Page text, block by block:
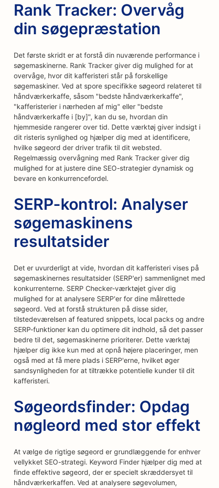
Rank Tracker: Overvåg
din søgepræstation
Det første skridt er at forstå din nuværende performance i
søgemaskinerne. Rank Tracker giver dig mulighed for at
overvåge, hvor dit kafferisteri står på forskellige
søgemaskiner. Ved at spore specifikke søgeord relateret til
håndværkerkaffe, såsom "bedste håndværkerkaffe",
"kafferisterier i nærheden af mig" eller "bedste
håndværkerkaffe i [by]", kan du se, hvordan din
hjemmeside rangerer over tid. Dette værktøj giver indsigt i
dit risteris synlighed og hjælper dig med at identificere,
hvilke søgeord der driver trafik til dit websted.
Regelmæssig overvågning med Rank Tracker giver dig
mulighed for at justere dine SEO-strategier dynamisk og
bevare en konkurrencefordel.
SERP-kontrol: Analyser
søgemaskinens
resultatsider
Det er uvurderligt at vide, hvordan dit kafferisteri vises på
søgemaskinernes resultatsider (SERP'er) sammenlignet med
konkurrenterne. SERP Checker-værktøjet giver dig
mulighed for at analysere SERP'er for dine målrettede
søgeord. Ved at forstå strukturen på disse sider,
tilstedeværelsen af featured snippets, local packs og andre
SERP-funktioner kan du optimere dit indhold, så det passer
bedre til det, søgemaskinerne prioriterer. Dette værktøj
hjælper dig ikke kun med at opnå højere placeringer, men
også med at få mere plads i SERP'erne, hvilket øger
sandsynligheden for at tiltrække potentielle kunder til dit
kafferisteri.
Søgeordsfinder: Opdag
nøgleord med stor effekt
At vælge de rigtige søgeord er grundlæggende for enhver
vellykket SEO-strategi. Keyword Finder hjælper dig med at
finde effektive søgeord, der er specielt skræddersyet til
håndværkerkaffen. Ved at analysere søgevolumen,